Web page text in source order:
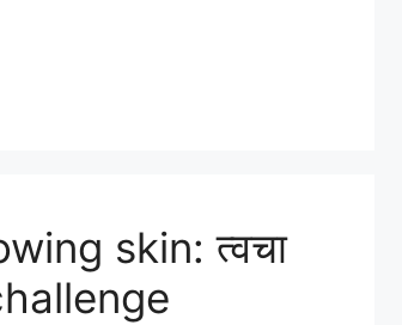
skin: त्वचा